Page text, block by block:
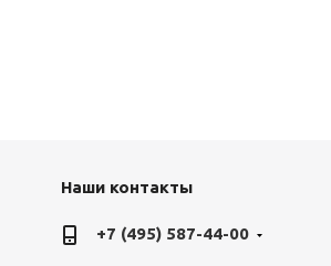
Наши контакты
+7 (495) 587-44-00